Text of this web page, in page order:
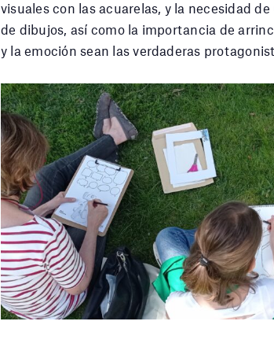
visuales con las acuarelas, y la necesidad
de dibujos, así como la importancia de
y la emoción sean las verdaderas